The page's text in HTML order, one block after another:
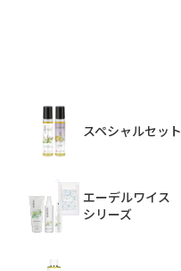
スペシャルセット
エーデルワイス
シリーズ